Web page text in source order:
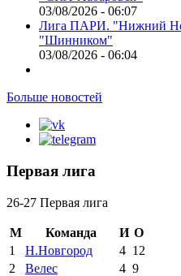
03/08/2026 - 06:07
Лига ПАРИ. "Нижний
"Шинником"
03/08/2026 - 06:04
Больше новостей
Первая лига
26-27 Первая лига
М Команда И О
1
Н.Новгород 4 12
2
Велес 4 9